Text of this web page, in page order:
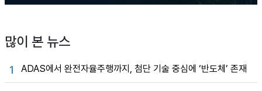
많이 본 뉴스
1 ADAS에서 완전자율주행까지, 첨단 기술 중심에 ‘반도체’ 존재